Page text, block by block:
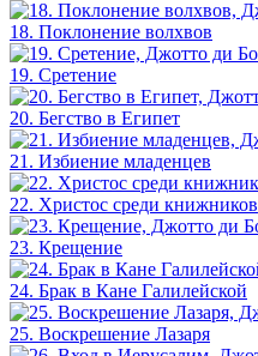
18. Поклонение волхвов
19. Сретение
20. Бегство в Египет
21. Избиение младенцев
22. Христос среди книжников
23. Крещение
24. Брак в Кане Галилейской
25. Воскрешение Лазаря